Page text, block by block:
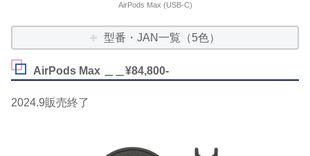
AirPods Max (USB-C)
型番・JAN一覧（5色）
AirPods Max ＿＿¥84,800-
2024.9販売終了